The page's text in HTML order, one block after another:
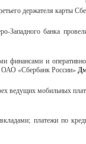
держателя карты
Западного банка
финансами и
ОАО «Сбербанк России»
ведущих мобильных
платежи по